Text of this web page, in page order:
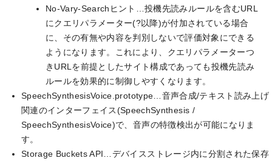
No-Vary-Searchヒント…投機先読みルールを含むURL
にクエリパラメーター(?以降)が付加されている場合
に、その有無や内容を判別しないで評価対象にできる
ようになります。これにより、クエリパラメーターつ
きURLを前提としたサイト構成であっても投機先読み
ルールを効果的に制御しやすくなります。
SpeechSynthesisVoice.prototype…音声合成/テキスト読み上げ
関連のインターフェイス(SpeechSynthesis /
SpeechSynthesisVoice)で、音声の特徴検出が可能になりま
す。
Storage Buckets API…デバイスストレージ内に分割された保存